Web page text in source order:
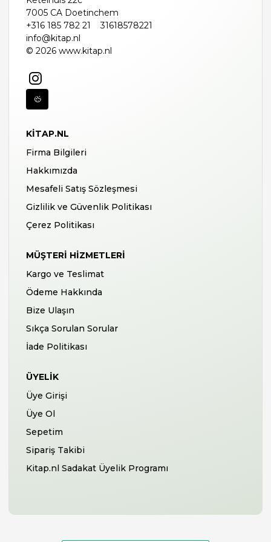
7005 CA Doetinchem
+316 185 782 21
31618578221
info@kitap.nl
© 2026 www.kitap.nl
KITAP.NL
Firma Bilgileri
Hakkımızda
Mesafeli Satış Sözleşmesi
Gizlilik ve Güvenlik Politikası
Çerez Politikası
MÜŞTERI HIZMETLERI
Kargo ve Teslimat
Ödeme Hakkında
Bize Ulaşın
Sıkça Sorulan Sorular
İade Politikası
ÜYELIK
Üye Girişi
Üye Ol
Sepetim
Sipariş Takibi
Kitap.nl Sadakat Üyelik Programı